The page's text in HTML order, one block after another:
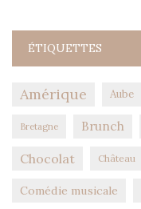
ÉTIQUETTES
Amérique Aube
Bretagne Brunch
Chocolat Château
Comédie musicale